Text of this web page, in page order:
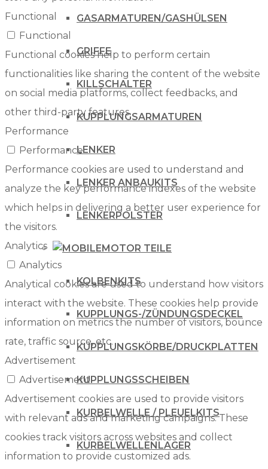
GASARMATUREN/GASHÜLSEN
GRIFFE
KILLSCHALTER
KUPPLUNGSARMATUREN
LENKER
LENKER ANBAUKITS
LENKERPOLSTER
MOTOR TEILE
KOLBENKITS
KUPPLUNGS-/ZÜNDUNGSDECKEL
KUPPLUNGSKÖRBE/DRUCKPLATTEN
KUPPLUNGSSCHEIBEN
KURBELWELLE / PLEUELKITS
KURBELWELLENLAGER
Functional
Functional
Functional cookies help to perform certain
functionalities like sharing the content of the website
on social media platforms, collect feedbacks, and
other third-party features.
Performance
Performance
Performance cookies are used to understand and
analyze the key performance indexes of the website
which helps in delivering a better user experience for
the visitors.
Analytics
Analytics
Analytical cookies are used to understand how visitors
interact with the website. These cookies help provide
information on metrics the number of visitors, bounce
rate, traffic source, etc.
Advertisement
Advertisement
Advertisement cookies are used to provide visitors
with relevant ads and marketing campaigns. These
cookies track visitors across websites and collect
information to provide customized ads.